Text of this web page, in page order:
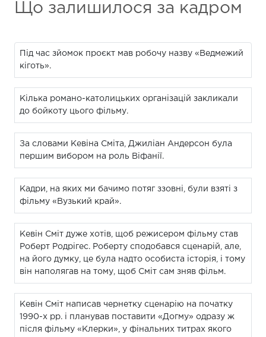
Що залишилося за кадром
Під час зйомок проєкт мав робочу назву «Ведмежий
кіготь».
Кілька романо-католицьких організацій закликали
до бойкоту цього фільму.
За словами Кевіна Сміта, Джиліан Андерсон була
першим вибором на роль Віфанії.
Кадри, на яких ми бачимо потяг ззовні, були взяті з
фільму «Вузький край».
Кевін Сміт дуже хотів, щоб режисером фільму став
Роберт Родрігес. Роберту сподобався сценарій, але,
на його думку, це була надто особиста історія, і тому
він наполягав на тому, щоб Сміт сам зняв фільм.
Кевін Сміт написав чернетку сценарію на початку
1990-х рр. і планував поставити «Догму» одразу ж
після фільму «Клерки», у фінальних титрах якого